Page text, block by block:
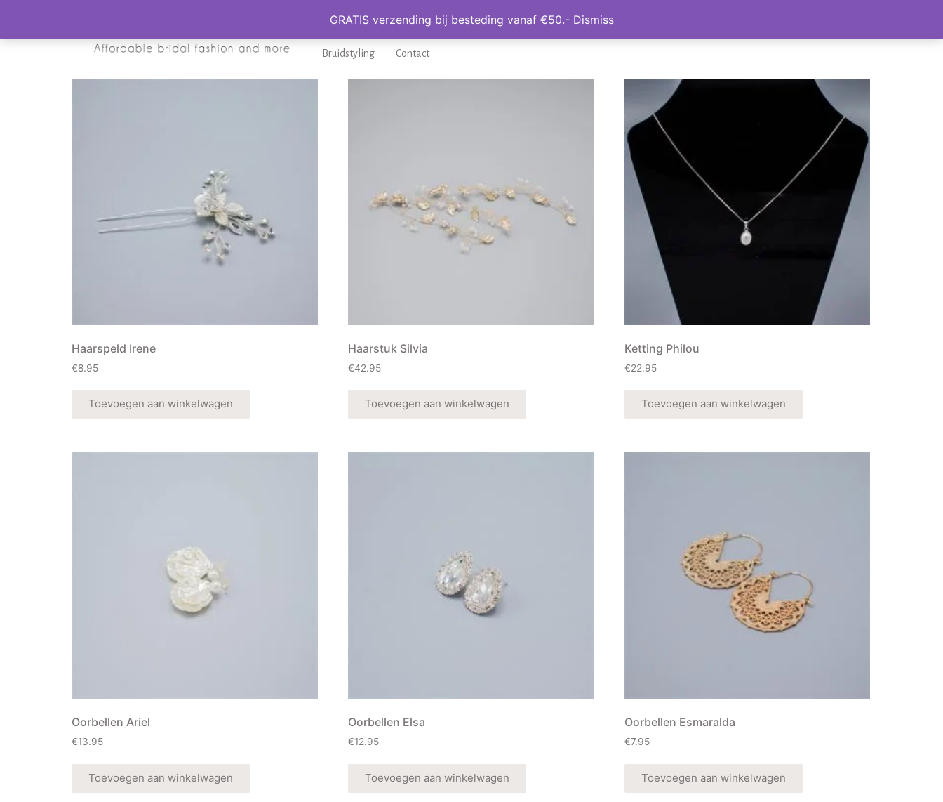
Home Haaraccessoires Sieraden Kinder Actie
Bruidstyling Contact
Haarspeld Irene
€8.95
Toevoegen aan winkelwagen
Haarstuk Silvia
€42.95
Toevoegen aan winkelwagen
Ketting Philou
€22.95
Toevoegen aan winkelwagen
Oorbellen Ariel
€13.95
Toevoegen aan winkelwagen
Oorbellen Elsa
€12.95
Toevoegen aan winkelwagen
Oorbellen Esmaralda
€7.95
Toevoegen aan winkelwagen
GRATIS verzending bij besteding vanaf €50.- Dismiss